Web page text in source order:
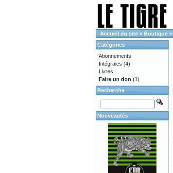
Accueil du site » Boutique »
Catégories
Abonnements
Intégrales (4)
Livres
Faire un don (1)
Recherche
Nouveautés